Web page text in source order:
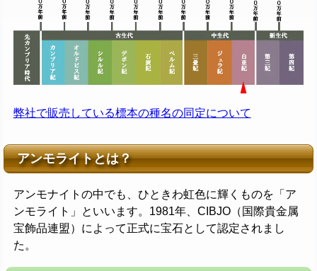
弊社で販売している標本の種名の同定について
アンモライトとは？
アンモナイトの中でも、ひときわ虹色に輝くものを「ア
ンモライト」といいます。1981年、CIBJO（国際貴金属
宝飾品連盟）によって正式に宝石として認定されまし
た。